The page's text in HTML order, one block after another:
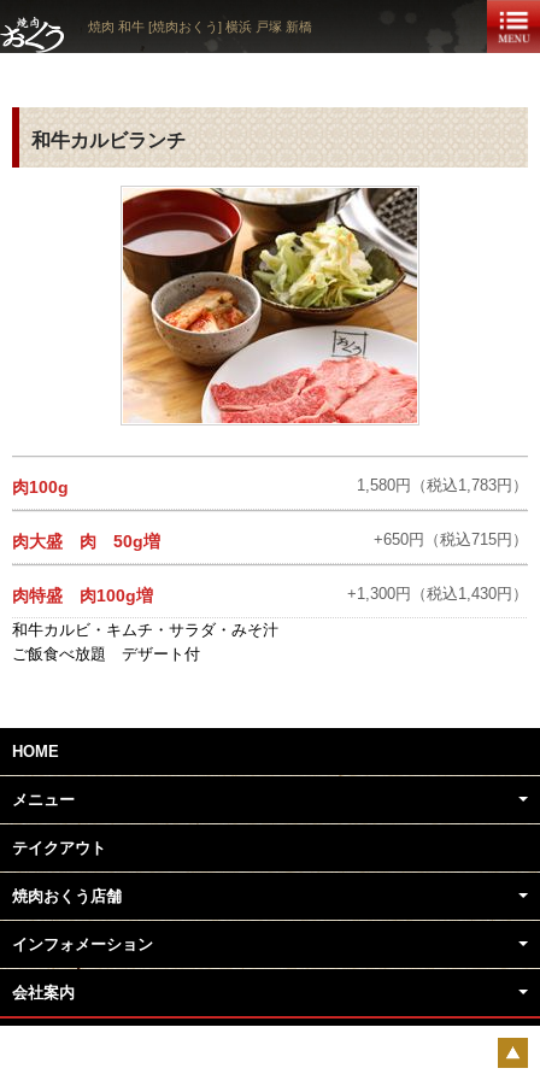
焼肉 和牛 [焼肉おくう] 横浜 戸塚 新橋
和牛カルビランチ
肉100g 1,580円（税込1,783円）
肉大盛 肉 50g増 +650円（税込715円）
肉特盛 肉100g増
+1,300円（税込1,430円）
和牛カルビ・キムチ・サラダ・みそ汁
ご飯食べ放題 デザート付
HOME
メニュー
テイクアウト
焼肉おくう店舗
インフォメーション
会社案内